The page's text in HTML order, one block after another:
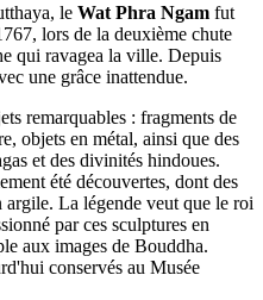
le Wat Phra Ngam fut
lors de la deuxième chute
qui ravagea la ville. Depuis
une grâce inattendue.
remarquables : fragments de
objets en métal, ainsi que des
et des divinités hindoues.
été découvertes, dont des
argile. La légende veut que le roi
par ces sculptures en
aux images de Bouddha.
conservés au Musée